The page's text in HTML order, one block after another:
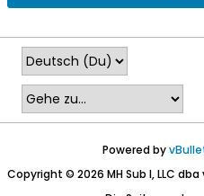
Powered by
Copyright © 2026 MH Sub I, LLC